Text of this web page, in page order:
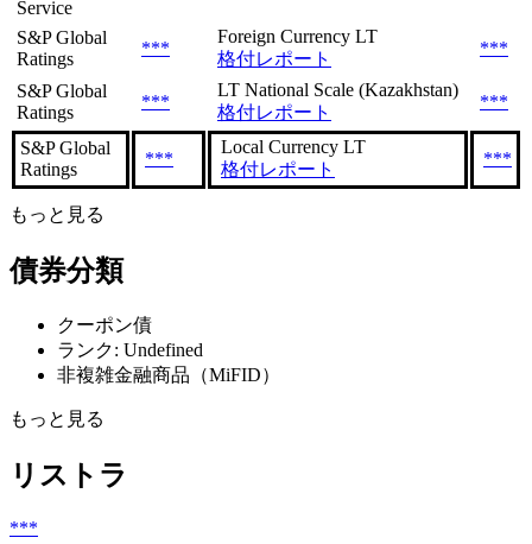
Service
S&P Global
Ratings
***
Foreign Currency LT
格付レポート
***
S&P Global
Ratings
***
LT National Scale (Kazakhstan)
格付レポート
***
S&P Global
Ratings
***
Local Currency LT
格付レポート
***
もっと見る
債券分類
クーポン債
ランク: Undefined
非複雑金融商品（MiFID）
もっと見る
リストラ
***